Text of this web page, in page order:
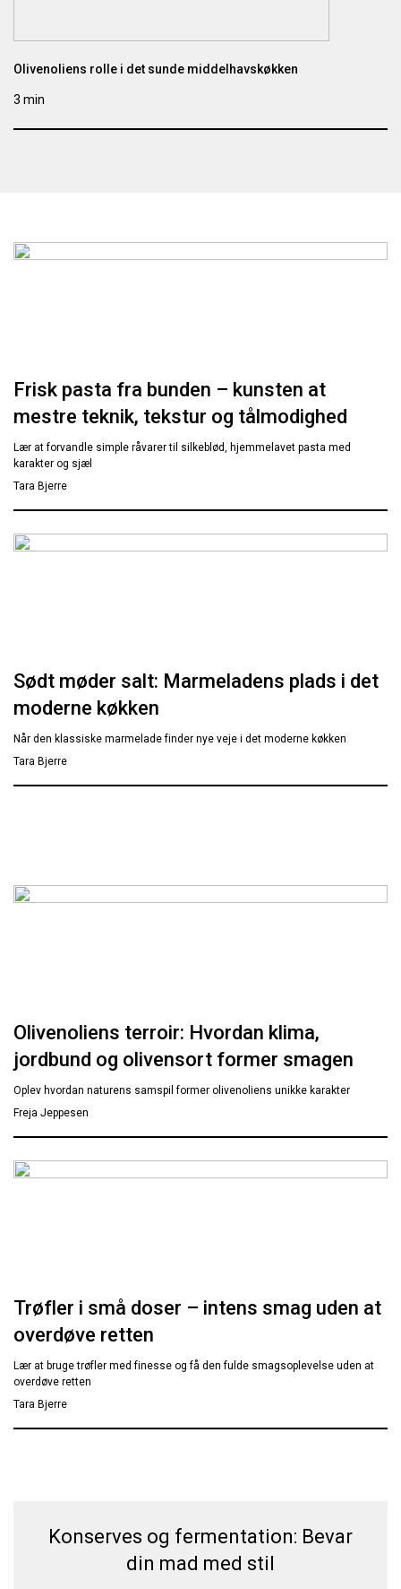
Olivenoliens rolle i det sunde middelhavskøkken
3 min
Frisk pasta fra bunden – kunsten at
mestre teknik, tekstur og tålmodighed
Lær at forvandle simple råvarer til silkeblød, hjemmelavet pasta med
karakter og sjæl
Tara Bjerre
Sødt møder salt: Marmeladens plads i det
moderne køkken
Når den klassiske marmelade finder nye veje i det moderne køkken
Tara Bjerre
Olivenoliens terroir: Hvordan klima,
jordbund og olivensort former smagen
Oplev hvordan naturens samspil former olivenoliens unikke karakter
Freja Jeppesen
Trøfler i små doser – intens smag uden at
overdøve retten
Lær at bruge trøfler med finesse og få den fulde smagsoplevelse uden at
overdøve retten
Tara Bjerre
Konserves og fermentation: Bevar
din mad med stil